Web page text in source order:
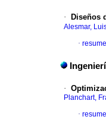
· Diseños
Alesmar,
·
·
Planchart,
·